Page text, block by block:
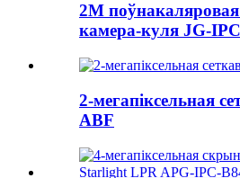
2M поўнакаляровая
камера-куля JG-
2-мегапіксельная
ABF